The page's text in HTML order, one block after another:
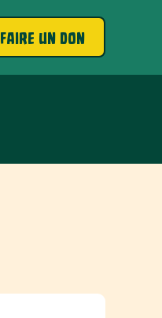
FAIRE UN DON